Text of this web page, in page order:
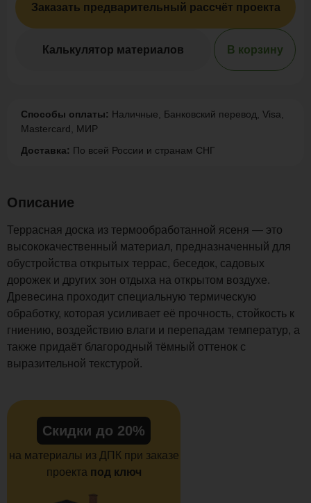
Заказать предварительный рассчёт проекта
Калькулятор материалов В корзину
Способы оплаты: Наличные, Банковский перевод, Visa,
Mastercard, МИР
Доставка: По всей России и странам СНГ
Описание
Террасная доска из термообработанной ясеня — это
высококачественный материал, предназначенный для
обустройства открытых террас, беседок, садовых
дорожек и других зон отдыха на открытом воздухе.
Древесина проходит специальную термическую
обработку, которая усиливает её прочность, стойкость к
гниению, воздействию влаги и перепадам температур, а
также придаёт благородный тёмный оттенок с
выразительной текстурой.
Скидки до 20%
на материалы из ДПК при заказе
проекта под ключ